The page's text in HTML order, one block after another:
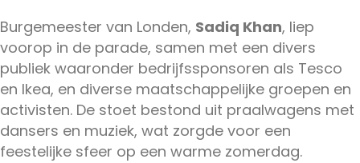
Burgemeester van Londen, Sadiq Khan, liep
voorop in de parade, samen met een divers
publiek waaronder bedrijfssponsoren als Tesco
en Ikea, en diverse maatschappelijke groepen en
activisten. De stoet bestond uit praalwagens met
dansers en muziek, wat zorgde voor een
feestelijke sfeer op een warme zomerdag.